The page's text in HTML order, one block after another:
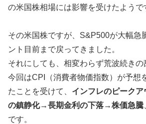
の米国株相場には影響を受けたようで
その米国株ですが、S&P500が大幅急
ント目前まで戻ってきました。
それにしても、相変わらず荒波続きの
今回はCPI（消費者物価指数）が予想
たことを受けて、 インフレのピーク
の鎮静化→長期金利の下落→株価急騰
です。